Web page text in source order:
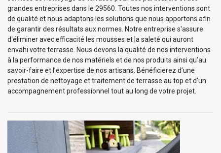
grandes entreprises dans le 29560. Toutes nos interventions sont
de qualité et nous adaptons les solutions que nous apportons afin
de garantir des résultats aux normes. Notre entreprise s'assure
d'éliminer avec efficacité les mousses et la saleté qui auront
envahi votre terrasse. Nous devons la qualité de nos interventions
à la performance de nos matériels et de nos produits ainsi qu’au
savoir-faire et l’expertise de nos artisans. Bénéficierez d’une
prestation de nettoyage et traitement de terrasse au top et d'un
accompagnement professionnel tout au long de votre projet.